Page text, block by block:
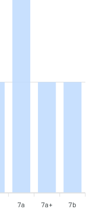
7a 7a+ 7b